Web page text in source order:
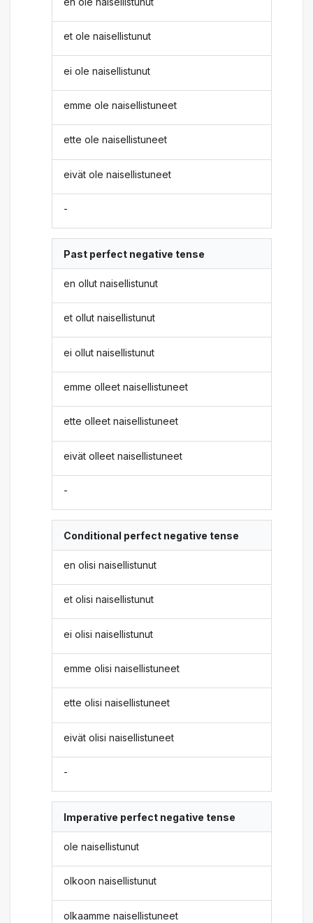
et ole naisellistunut
ei ole naisellistunut
emme ole naisellistuneet
ette ole naisellistuneet
eivät ole naisellistuneet
-
Past perfect negative tense
en ollut naisellistunut
et ollut naisellistunut
ei ollut naisellistunut
emme olleet naisellistuneet
ette olleet naisellistuneet
eivät olleet naisellistuneet
-
Conditional perfect negative tense
en olisi naisellistunut
et olisi naisellistunut
ei olisi naisellistunut
emme olisi naisellistuneet
ette olisi naisellistuneet
eivät olisi naisellistuneet
-
Imperative perfect negative tense
ole naisellistunut
olkoon naisellistunut
olkaamme naisellistuneet